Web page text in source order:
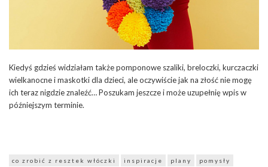
Kiedyś gdzieś widziałam także pomponowe szaliki, breloczki, kurczaczki
wielkanocne i maskotki dla dzieci, ale oczywiście jak na złość nie mogę
ich teraz nigdzie znaleźć… Poszukam jeszcze i może uzupełnię wpis w
późniejszym terminie.
co zrobić z resztek włóczki inspiracje plany
pomysły